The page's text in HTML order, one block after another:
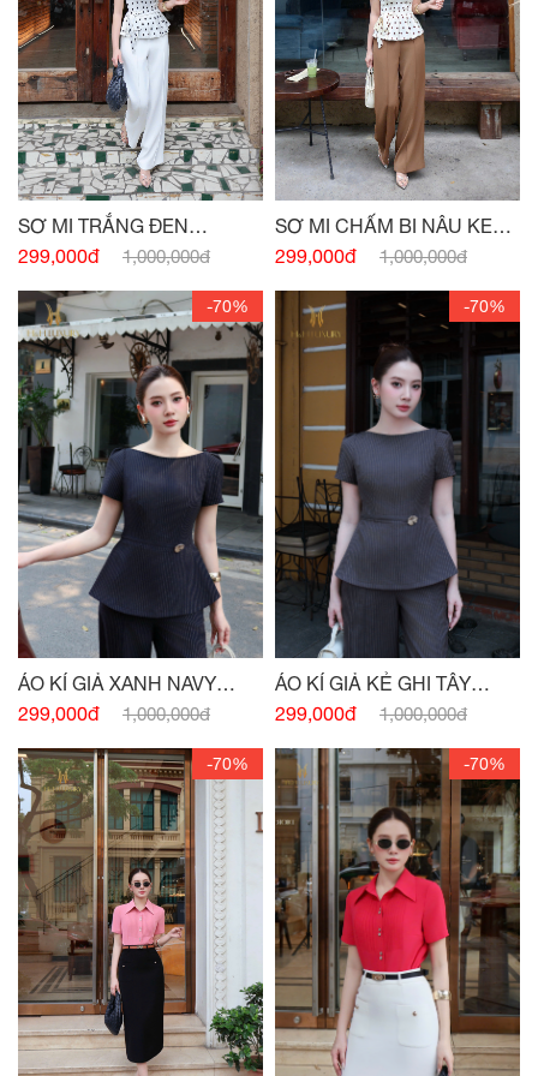
SƠ MI TRẮNG ĐEN
PEPLUM NƠ EO
299,000đ 1,000,000đ
SƠ MI CHẤM BI NÂU KEM
PEPLUM
299,000đ 1,000,000đ
-70%
ÁO KÍ GIẢ XANH NAVY
ĐÍNH CHARM
299,000đ 1,000,000đ
-70%
ÁO KÍ GIẢ KẺ GHI TÂY
ĐÍNH CHARM EO
299,000đ 1,000,000đ
-70% -70%